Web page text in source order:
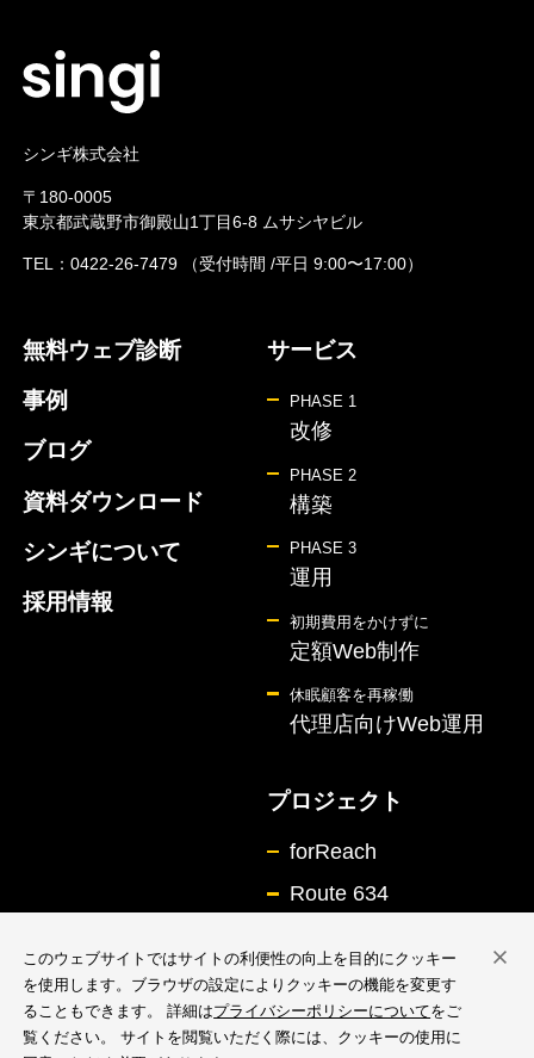
シンギ株式会社
〒180-0005
東京都武蔵野市御殿山1丁目6-8 ムサシヤビル
TEL：0422-26-7479 （受付時間 /平日 9:00〜17:00）
無料ウェブ診断
事例
ブログ
資料ダウンロード
シンギについて
採用情報
サービス
PHASE 1
改修
PHASE 2
構築
PHASE 3
運用
初期費用をかけずに
定額Web制作
休眠顧客を再稼働
代理店向けWeb運用
プロジェクト
forReach
Route 634
情報セキュリティ基本方針
このウェブサイトではサイトの利便性の向上を目的にクッキー
を使用します。ブラウザの設定によりクッキーの機能を変更す
ることもできます。 詳細はプライバシーポリシーについてをご
覧ください。 サイトを閲覧いただく際には、クッキーの使用に